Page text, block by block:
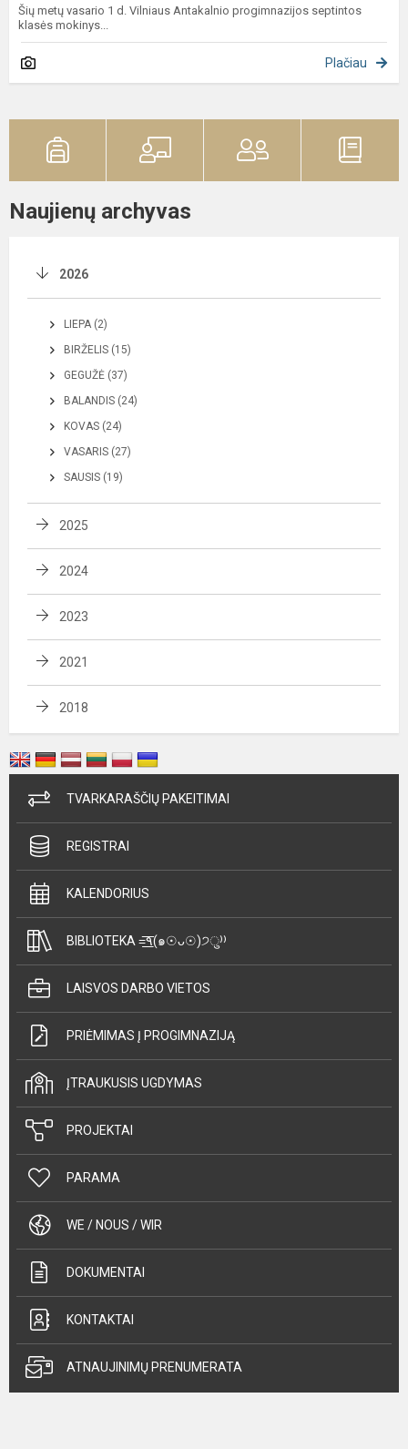
Šių metų vasario 1 d. Vilniaus Antakalnio progimnazijos septintos
klasės mokinys...
Plačiau
Naujienų archyvas
2026
LIEPA (2)
BIRŽELIS (15)
GEGUŽĖ (37)
BALANDIS (24)
KOVAS (24)
VASARIS (27)
SAUSIS (19)
2025
2024
2023
2021
2018
TVARKARAŠČIŲ PAKEITIMAI
REGISTRAI
KALENDORIUS
BIBLIOTEKA =͟͟͞͞٩(๑☉ᴗ☉)੭ु⁾⁾
LAISVOS DARBO VIETOS
PRIĖMIMAS Į PROGIMNAZIJĄ
ĮTRAUKUSIS UGDYMAS
PROJEKTAI
PARAMA
WE / NOUS / WIR
DOKUMENTAI
KONTAKTAI
ATNAUJINIMŲ PRENUMERATA